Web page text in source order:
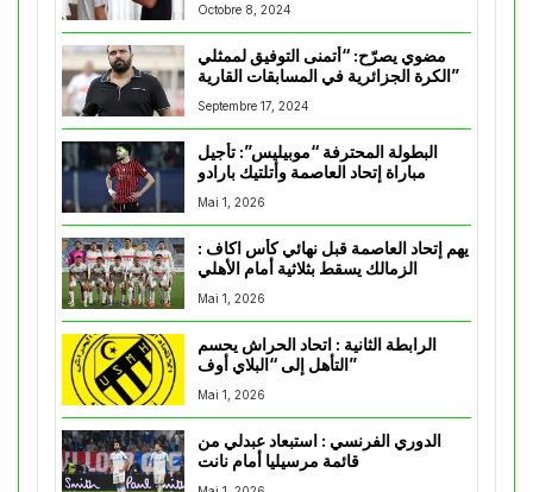
Octobre 8, 2024
مضوي يصرّح: “أتمنى التوفيق لممثلي
الكرة الجزائرية في المسابقات القارية”
Septembre 17, 2024
البطولة المحترفة “موبيليس”: تأجيل
مباراة إتحاد العاصمة وأتلتيك بارادو
Mai 1, 2026
يهم إتحاد العاصمة قبل نهائي كأس اكاف :
Mai 1, 2026
الرابطة الثانية : اتحاد الحراش يحسم
التأهل إلى “البلاي أوف”
Mai 1, 2026
الدوري الفرنسي : استبعاد عبدلي من
قائمة مرسيليا أمام نانت